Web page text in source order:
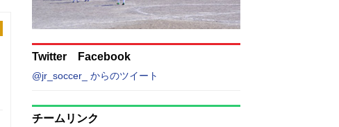
Twitter Facebook
@jr_soccer_ からのツイート
チームリンク